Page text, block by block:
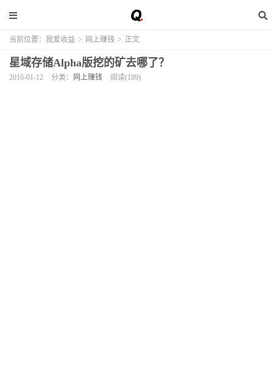
当前位置： 我爱收益 > 网上赚钱 > 正文
星域存储Alpha版挖的矿去哪了？
2016-01-12 分类： 网上赚钱 阅读(189)